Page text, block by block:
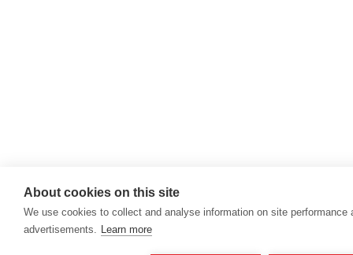
About cookies on this site
We use cookies to collect and analyse information on site
advertisements. Learn more